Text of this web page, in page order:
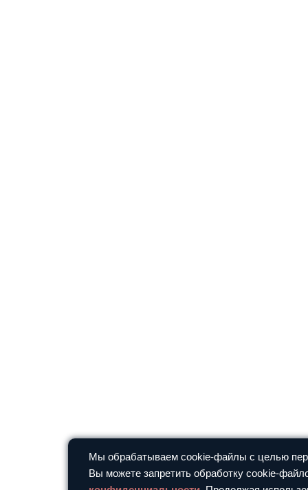
Мы обрабатываем cookie-файлы с целью
Вы можете запретить обработку cookie-